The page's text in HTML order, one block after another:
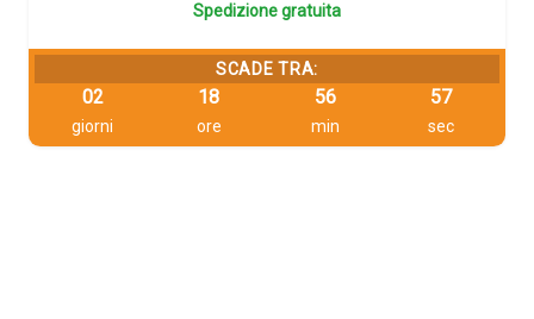
Spedizione gratuita
SCADE TRA:
02
giorni
18
ore
56
min
56
sec